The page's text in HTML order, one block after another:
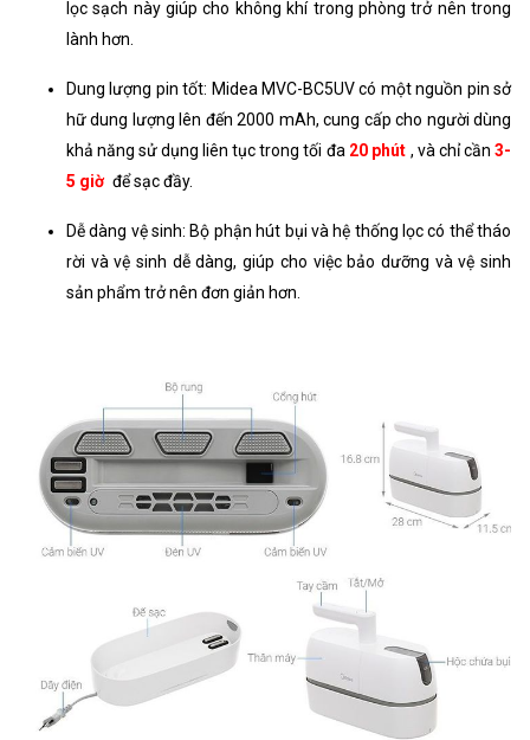
lọc sạch này giúp cho không khí trong phòng trở nên trong
lành hơn.
Dung lượng pin tốt: Midea MVC-BC5UV có một nguồn pin sở
hữ dung lượng lên đến 2000 mAh, cung cấp cho người dùng
khả năng sử dụng liên tục trong tối đa 20 phút , và chỉ cần3-
5 giờ để sạc đầy.
Dễ dàng vệ sinh: Bộ phận hút bụi và hệ thống lọc có thể tháo
rời và vệ sinh dễ dàng, giúp cho việc bảo dưỡng và vệ sinh
sản phẩm trở nên đơn giản hơn.